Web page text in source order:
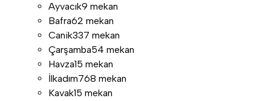
Ayvacık9 mekan
Bafra62 mekan
Canik337 mekan
Çarşamba54 mekan
Havza15 mekan
İlkadım768 mekan
Kavak15 mekan